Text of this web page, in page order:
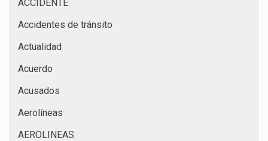
ACCIDENTE
Accidentes de tránsito
Actualidad
Acuerdo
Acusados
Aerolíneas
AEROLINEAS